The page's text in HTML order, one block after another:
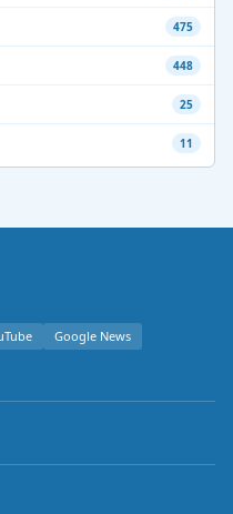
475
448
25
11
Google News